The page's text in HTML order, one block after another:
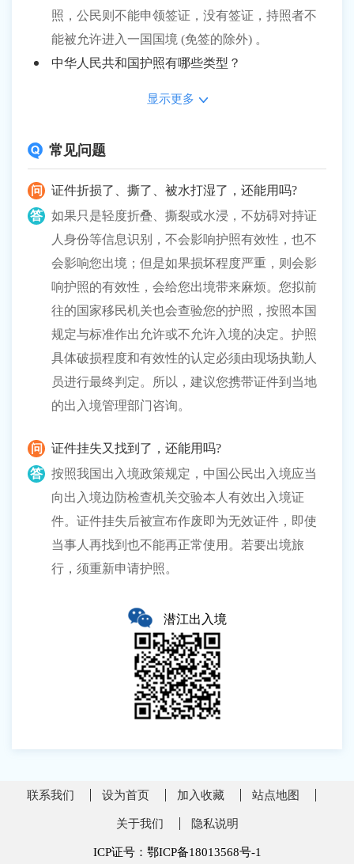
照，公民则不能申领签证，没有签证，持照者不
能被允许进入一国国境 (免签的除外) 。
中华人民共和国护照有哪些类型？
常见问题
证件折损了、撕了、被水打湿了，还能用吗?
如果只是轻度折叠、撕裂或水浸，不妨碍对持证
人身份等信息识别，不会影响护照有效性，也不
会影响您出境；但是如果损坏程度严重，则会影
响护照的有效性，会给您出境带来麻烦。您拟前
往的国家移民机关也会查验您的护照，按照本国
规定与标准作出允许或不允许入境的决定。护照
具体破损程度和有效性的认定必须由现场执勤人
员进行最终判定。所以，建议您携带证件到当地
的出入境管理部门咨询。
证件挂失又找到了，还能用吗?
按照我国出入境政策规定，中国公民出入境应当
向出入境边防检查机关交验本人有效出入境证
件。证件挂失后被宣布作废即为无效证件，即使
当事人再找到也不能再正常使用。若要出境旅
行，须重新申请护照。
潜江出入境
联系我们 设为首页 加入收藏 站点地图
关于我们 隐私说明
ICP证号：鄂ICP备18013568号-1